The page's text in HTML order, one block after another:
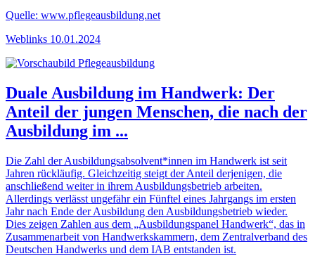
Quelle: www.pflegeausbildung.net
Weblinks 10.01.2024
Duale Ausbildung im Handwerk: Der
Anteil der jungen Menschen, die nach der
Ausbildung im ...
Die Zahl der Ausbildungsabsolvent*innen im Handwerk ist seit
Jahren rückläufig. Gleichzeitig steigt der Anteil derjenigen, die
anschließend weiter in ihrem Ausbildungsbetrieb arbeiten.
Allerdings verlässt ungefähr ein Fünftel eines Jahrgangs im ersten
Jahr nach Ende der Ausbildung den Ausbildungsbetrieb wieder.
Dies zeigen Zahlen aus dem „Ausbildungspanel Handwerk“, das in
Zusammenarbeit von Handwerkskammern, dem Zentralverband des
Deutschen Handwerks und dem IAB entstanden ist.